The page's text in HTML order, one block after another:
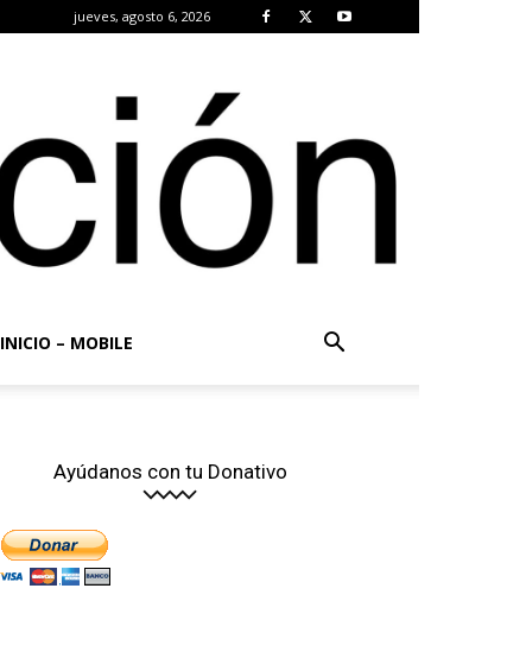
jueves, agosto 6, 2026
INICIO – MOBILE
Ayúdanos con tu Donativo